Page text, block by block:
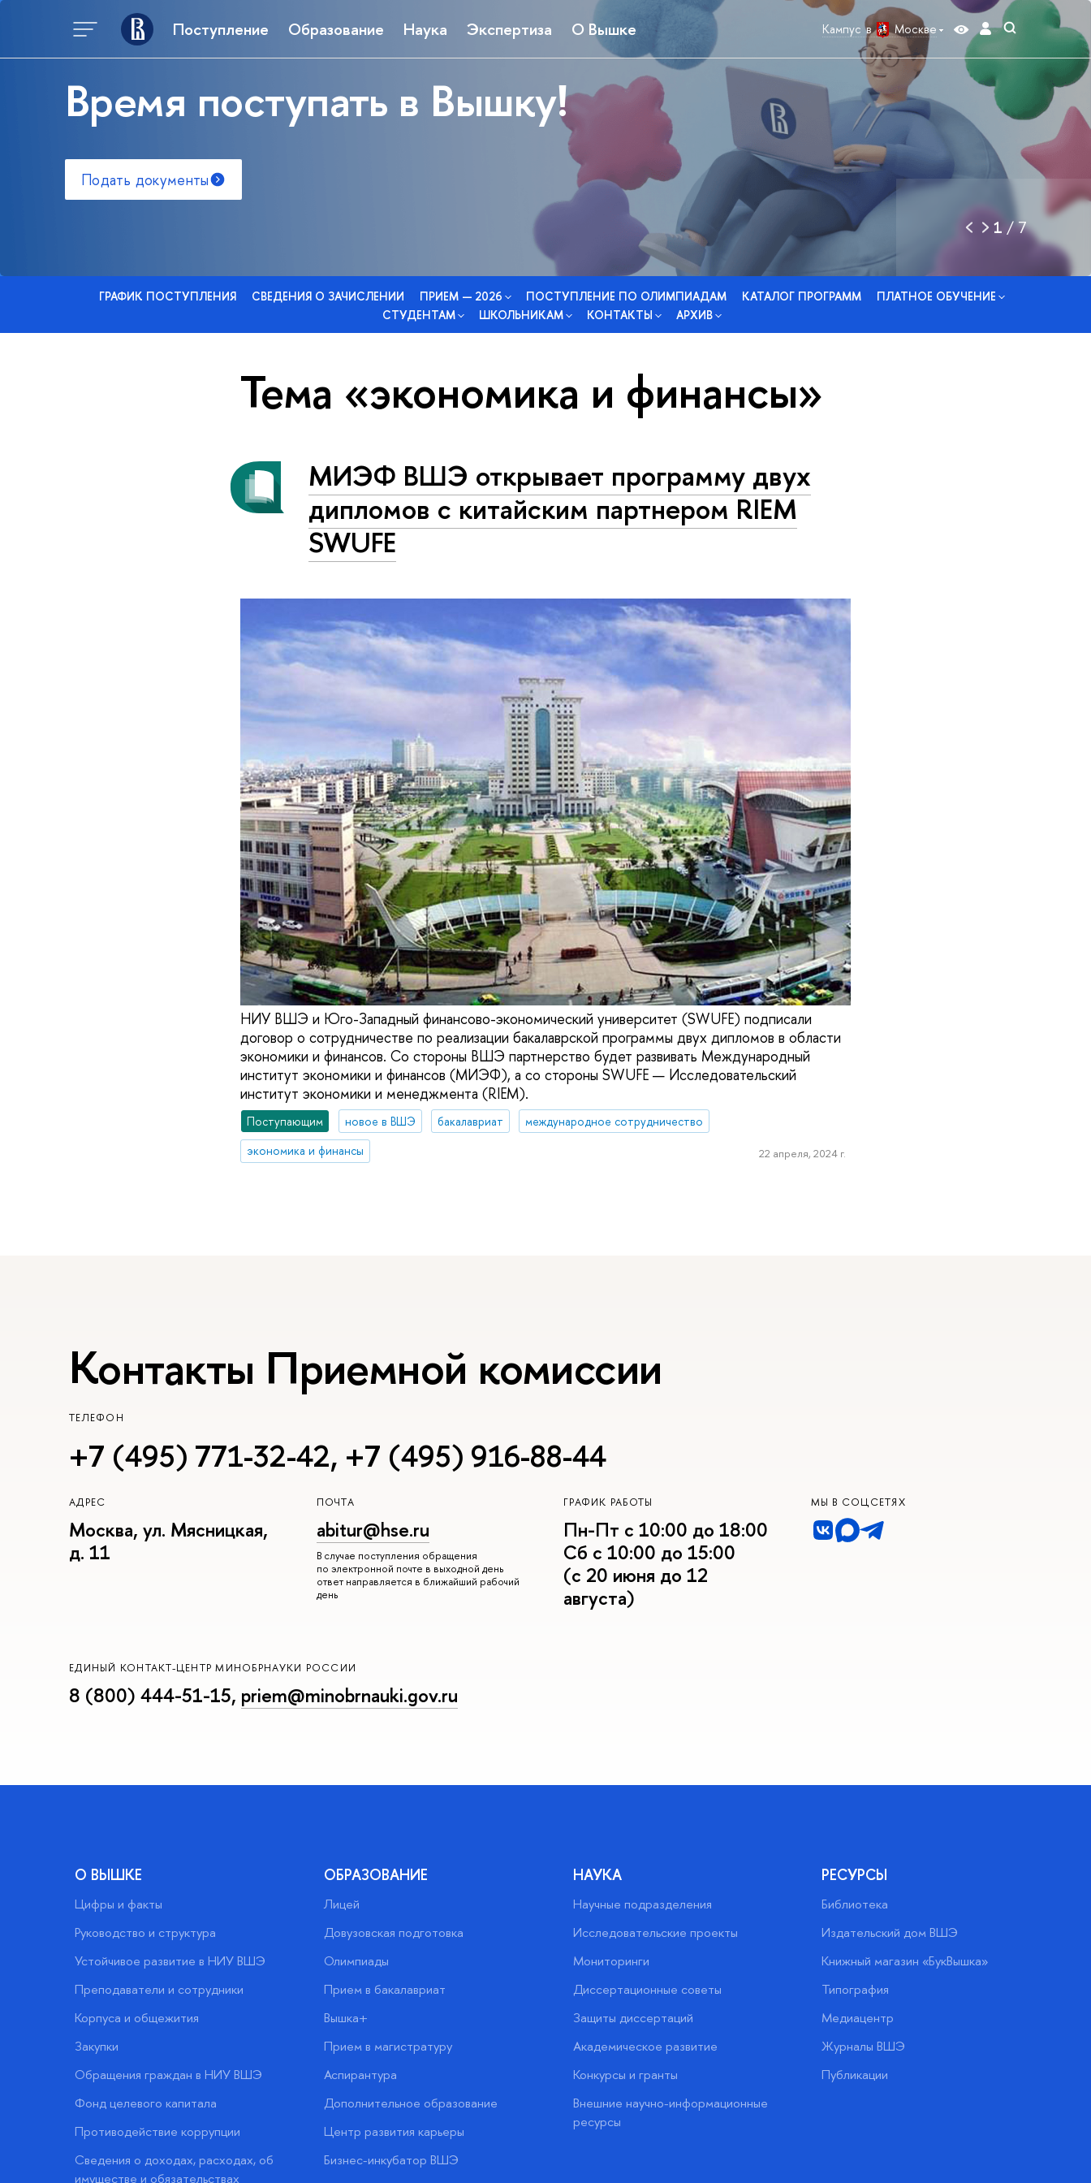
Поступление Образование Наука Экспертиза О Вышке Кампус в Москве
Время поступать в Вышку!
Подать документы
1 /7
ГРАФИК ПОСТУПЛЕНИЯ СВЕДЕНИЯ О ЗАЧИСЛЕНИИ ПРИЕМ — 2026 ПОСТУПЛЕНИЕ ПО ОЛИМПИАДАМ КАТАЛОГ ПРОГРАММ
ПЛАТНОЕ ОБУЧЕНИЕ
СТУДЕНТАМ
ШКОЛЬНИКАМ КОНТАКТЫ АРХИВ
Тема «экономика и финансы»
МИЭФ ВШЭ открывает программу двух
дипломов с китайским партнером RIEM
SWUFE
НИУ ВШЭ и Юго-Западный финансово-экономический университет (SWUFE) подписали
договор о сотрудничестве по реализации бакалаврской программы двух дипломов в области
экономики и финансов. Со стороны ВШЭ партнерство будет развивать Международный
институт экономики и финансов (МИЭФ), а со стороны SWUFE — Исследовательский
институт экономики и менеджмента (RIEM).
Поступающим новое в ВШЭ бакалавриат
международное сотрудничество
экономика и финансы
22 апреля, 2024 г.
Контакты Приемной комиссии
ТЕЛЕФОН
+7 (495) 771-32-42, +7 (495) 916-88-44
АДРЕС
Москва, ул. Мясницкая,
д. 11
ПОЧТА
abitur@hse.ru
В случае поступления обращения
по электронной почте в выходной день
ответ направляется в ближайший рабочий
день
ГРАФИК РАБОТЫ
Пн-Пт с 10:00 до 18:00
Сб с 10:00 до 15:00
(с 20 июня до 12
августа)
МЫ В СОЦСЕТЯХ
ЕДИНЫЙ КОНТАКТ-ЦЕНТР МИНОБРНАУКИ РОССИИ
8 (800) 444-51-15, priem@minobrnauki.gov.ru
О ВЫШКЕ
Цифры и факты
Руководство и структура
Устойчивое развитие в НИУ ВШЭ
Преподаватели и сотрудники
Корпуса и общежития
Закупки
Обращения граждан в НИУ ВШЭ
Фонд целевого капитала
Противодействие коррупции
Сведения о доходах, расходах, об
имуществе и обязательствах
ОБРАЗОВАНИЕ
Лицей
Довузовская подготовка
Олимпиады
Прием в бакалавриат
Вышка+
Прием в магистратуру
Аспирантура
Дополнительное образование
Центр развития карьеры
Бизнес-инкубатор ВШЭ
НАУКА
Научные подразделения
Исследовательские проекты
Мониторинги
Диссертационные советы
Защиты диссертаций
Академическое развитие
Конкурсы и гранты
Внешние научно-информационные
ресурсы
РЕСУРСЫ
Библиотека
Издательский дом ВШЭ
Книжный магазин «БукВышка»
Типография
Медиацентр
Журналы ВШЭ
Публикации